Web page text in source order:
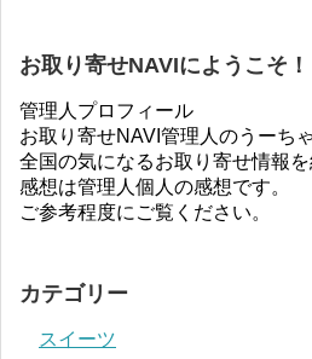
お取り寄せNAVIにようこそ！
管理人プロフィール
お取り寄せNAVI管理人のうーち
全国の気になるお取り寄せ情報を
感想は管理人個人の感想です。
ご参考程度にご覧ください。
カテゴリー
スイーツ